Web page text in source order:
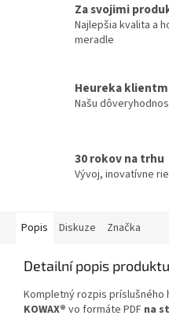
Za svojimi
Najlepšia kvalita a
meradle
Heureka
Našu
30 rokov na trhu
Vývoj, inovatívne
Popis Diskuze Značka
Detailní popis produktu
Kompletný rozpis príslušného
KOWAX® vo formáte PDF na